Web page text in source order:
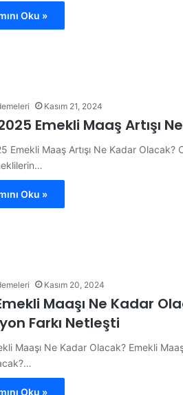
Oku »
Kasım 21, 2024
Emekli Maaş Artışı
Emekli Maaş Artışı Ne Kadar Olacak?
Oku »
Kasım 20, 2024
Maaşı Ne Kadar
Farkı Netleşti
Maaşı Ne Kadar Olacak? Emekli
Oku »